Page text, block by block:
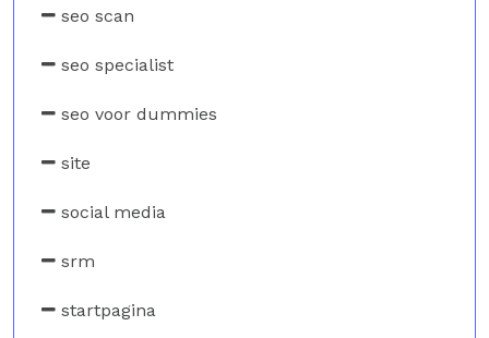
seo scan
seo specialist
seo voor dummies
site
social media
srm
startpagina